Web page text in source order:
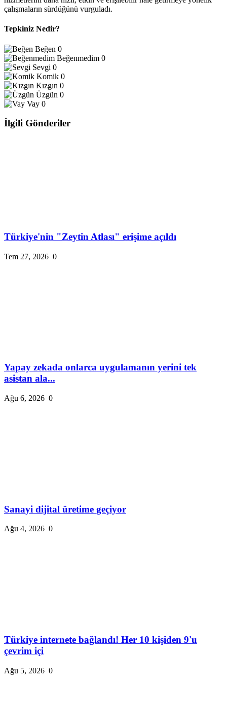
çalışmaların sürdüğünü vurguladı.
Tepkiniz Nedir?
Beğen 0
Beğenmedim 0
Sevgi 0
Komik 0
Kızgın 0
Üzgün 0
Vay 0
İlgili Gönderiler
Türkiye'nin "Zeytin Atlası" erişime açıldı
Tem 27, 2026 0
Yapay zekada onlarca uygulamanın yerini tek
asistan ala...
Ağu 6, 2026 0
Sanayi dijital üretime geçiyor
Ağu 4, 2026 0
Türkiye internete bağlandı! Her 10 kişiden 9'u
çevrim içi
Ağu 5, 2026 0